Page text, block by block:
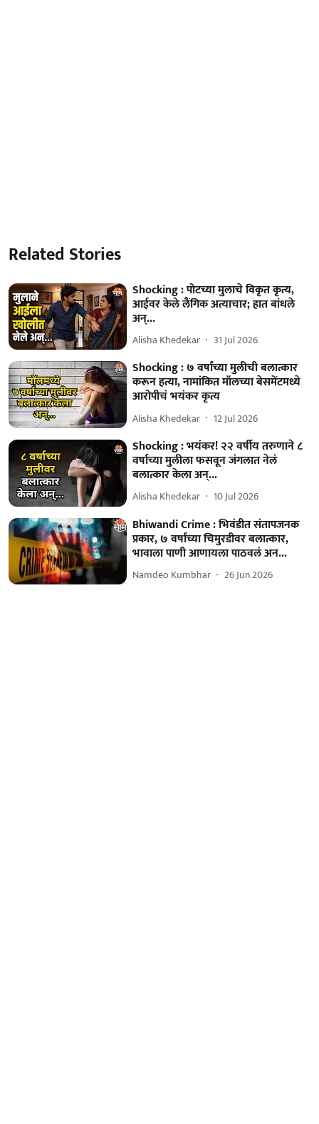
Related Stories
Shocking : पोटच्या मुलाचे विकृत कृत्य,
आईवर केले लैंगिक अत्याचार; हात बांधले
अन्...
Alisha Khedekar 31 Jul 2026
Shocking : ७ वर्षांच्या मुलीची बलात्कार
करून हत्या, नामांकित मॉलच्या बेसमेंटमध्ये
आरोपीचं भयंकर कृत्य
Alisha Khedekar 12 Jul 2026
Shocking : भयंकर! २२ वर्षीय तरुणाने ८
वर्षाच्या मुलीला फसवून जंगलात नेलं
बलात्कार केला अन्...
Alisha Khedekar 10 Jul 2026
Bhiwandi Crime : भिवंडीत संतापजनक
प्रकार, ७ वर्षांच्या चिमुरडीवर बलात्कार,
भावाला पाणी आणायला पाठवलं अन...
Namdeo Kumbhar 26 Jun 2026